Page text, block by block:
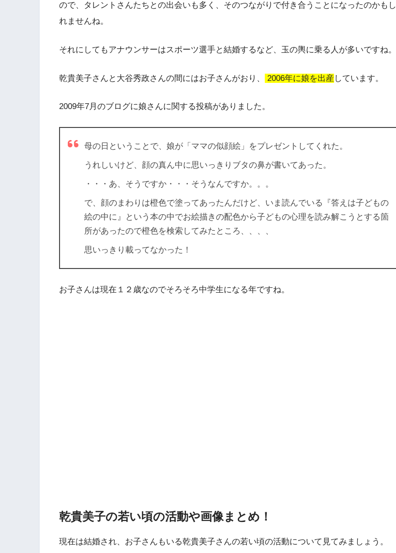
ので、タレントさんたちとの出会いも多く、そのつながりで付き合うことになったのかもし
れませんね。
それにしてもアナウンサーはスポーツ選手と結婚するなど、玉の輿に乗る人が多いですね。
乾貴美子さんと大谷秀政さんの間にはお子さんがおり、 2006年に娘を出産 しています。
2009年7月のブログに娘さんに関する投稿がありました。
母の日ということで、娘が「ママの似顔絵」をプレゼントしてくれた。
うれしいけど、顔の真ん中に思いっきりブタの鼻が書いてあった。
・・・あ、そうですか・・・そうなんですか。。。
で、顔のまわりは橙色で塗ってあったんだけど、いま読んでいる『答えは子どもの
絵の中に』という本の中でお絵描きの配色から子どもの心理を読み解こうとする箇
所があったので橙色を検索してみたところ、、、、
思いっきり載ってなかった！
お子さんは現在１２歳なのでそろそろ中学生になる年ですね。
乾貴美子の若い頃の活動や画像まとめ！
現在は結婚され、お子さんもいる乾貴美子さんの若い頃の活動について見てみましょう。